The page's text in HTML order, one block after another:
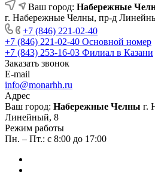
Ваш город: Набережные
г. Набережные Челны, пр-д
+7 (846) 221-02-40
+7 (846) 221-02-40 Основной номер
+7 (843) 253-16-03 Филиал в Казани
Заказать звонок
E-mail
info@monarhh.ru
Адрес
Ваш город: Набережные Челны г.
Линейный, 8
Режим работы
Пн. – Пт.: с 8:00 до 17:00